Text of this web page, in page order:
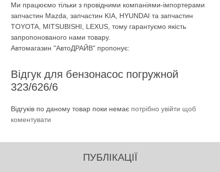
Ми працюємо тільки з провідними компаніями-імпортерами
запчастин Mazda, запчастин KIA, HYUNDAI та запчастин
TOYOTA, MITSUBISHI, LEXUS, тому гарантуємо якість
запропонованого нами товару.
Автомагазин "АвтоДРАЙВ" пропонує:
Відгук для бензонасос погружной
323/626/6
Відгуків по даному товар поки немає потрібно увійти щоб
коментувати
ПУБЛІКАЦІЇ